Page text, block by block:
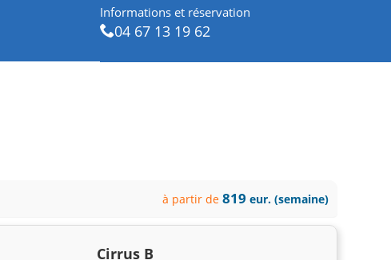
Informations et réservation
04 67 13 19 62
à partir de 819 eur. (semaine)
Cirrus B